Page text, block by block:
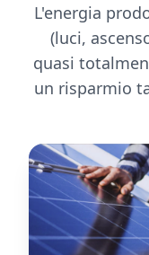
L'energia
(luci,
quasi
un risparmio